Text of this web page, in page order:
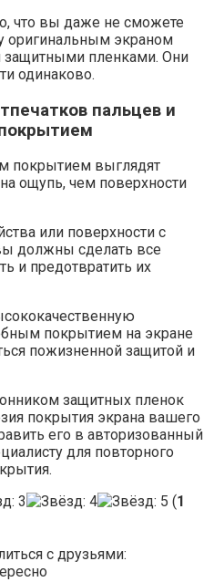
что вы даже не сможете
оригинальным экраном
защитными пленками. Они
одинаково.
пальцев и
покрытием выглядят
ощупь, чем поверхности
или поверхности с
должны сделать все
и предотвратить их
покрытием на экране
пожизненной защитой и
защитных пленок
покрытия экрана вашего
его в авторизованный
для повторного
(1
с друзьями: